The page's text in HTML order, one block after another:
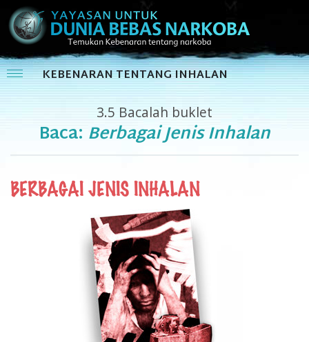
KEBENARAN TENTANG INHALAN
3.5 Bacalah buklet
Baca: Berbagai Jenis Inhalan
BERBAGAI JENIS INHALAN